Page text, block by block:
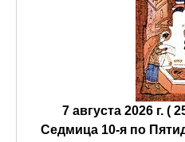
7 августа 2026 г. (
Седмица 10-я по